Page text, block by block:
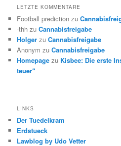
LETZTE KOMMENTARE
Football prediction zu
-thh zuCannabisfreigabe
Holger zuCannabisfreigabe
Anonym zuCannabisfreigabe
Homepage zu Kisbee: Die erste
teuer“
LINKS
Der Tuedelkram
Erdstueck
Lawblog by Udo Vetter